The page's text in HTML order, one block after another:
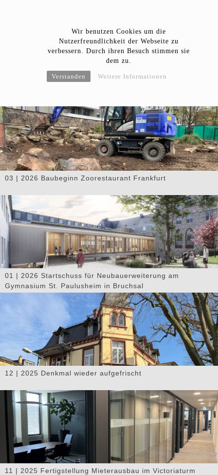
Wir benutzen Cookies um die
Nutzerfreundlichkeit der Webseite zu
verbessern. Durch ihren Besuch stimmen sie
dem zu.
Verstanden Weitere Informationen
04 | 2026 Eröffnung Bucherer Store Stuttgart
03 | 2026 Baubeginn Zoorestaurant Frankfurt
01 | 2026 Startschuss für Neubauerweiterung am
Gymnasium St. Paulusheim in Bruchsal
12 | 2025 Denkmal wieder aufgefrischt
11 | 2025 Fertigstellung Mieterausbau im Victoriaturm